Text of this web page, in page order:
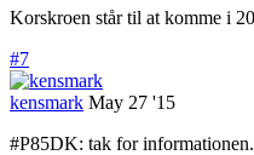
Korskroen står til at komme i
#7
kensmark May 27 '15
#P85DK: tak for